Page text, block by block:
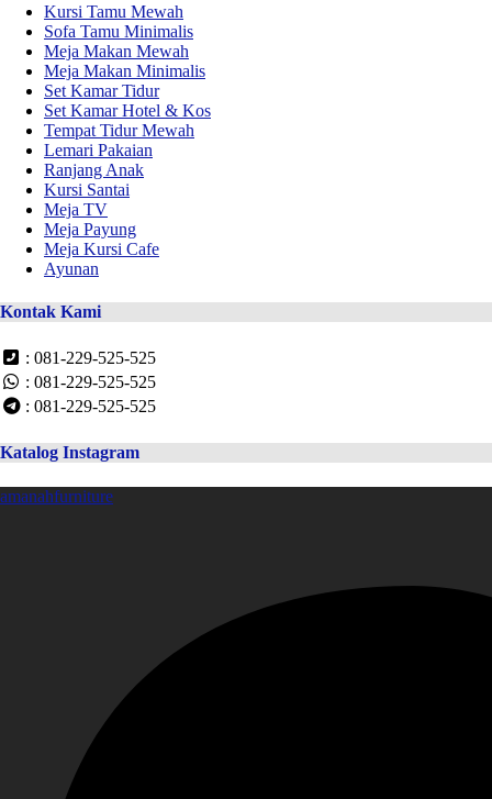
Kursi Tamu Mewah
Sofa Tamu Minimalis
Meja Makan Mewah
Meja Makan Minimalis
Set Kamar Tidur
Set Kamar Hotel & Kos
Tempat Tidur Mewah
Lemari Pakaian
Ranjang Anak
Kursi Santai
Meja TV
Meja Payung
Meja Kursi Cafe
Ayunan
Kontak Kami
: 081-229-525-525
: 081-229-525-525
: 081-229-525-525
Katalog Instagram
amanahfurniture